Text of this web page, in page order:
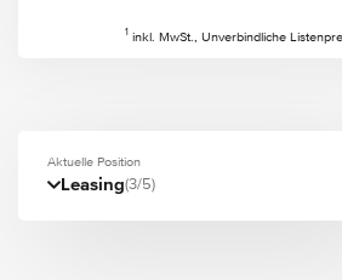
1 inkl. MwSt., Unverbindliche
Aktuelle Position
Leasing(3/5)